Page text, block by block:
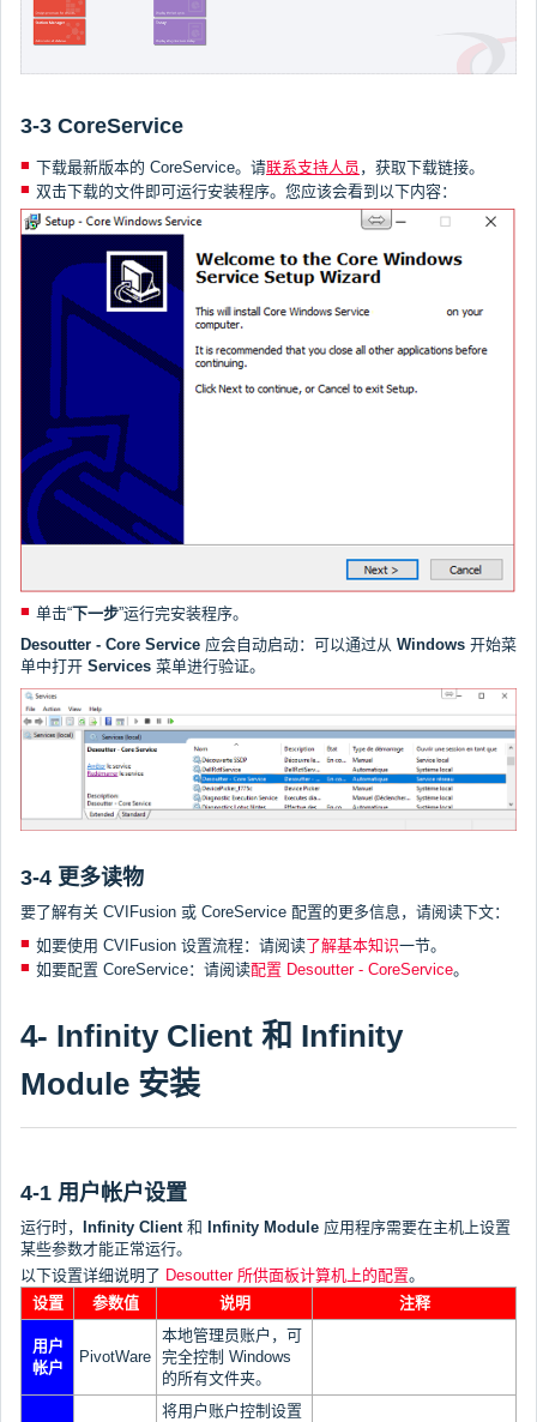
3-3 CoreService
下载最新版本的 CoreService。请联系支持人员 ，获取下载链接。
双击下载的文件即可运行安装程序。您应该会看到以下内容：
单击“下一步”运行完安装程序。
Desoutter - Core Service 应会自动启动：可以通过从 Windows 开始菜
单中打开 Services 菜单进行验证。
3-4 更多读物
要了解有关 CVIFusion 或 CoreService 配置的更多信息，请阅读下文：
如要使用 CVIFusion 设置流程：请阅读了解基本知识一节。
如要配置 CoreService：请阅读配置 Desoutter - CoreService。
4- Infinity Client 和 Infinity
Module 安装
4-1 用户帐户设置
运行时， Infinity Client和 Infinity Module 应用程序需要在主机上设置
某些参数才能正常运行。
以下设置详细说明了 Desoutter 所供面板计算机上的配置。
设置
参数值 说明 注释
用户
帐户
PivotWare
本地管理员账户，可
完全控制 Windows
的所有文件夹。
将用户账户控制设置